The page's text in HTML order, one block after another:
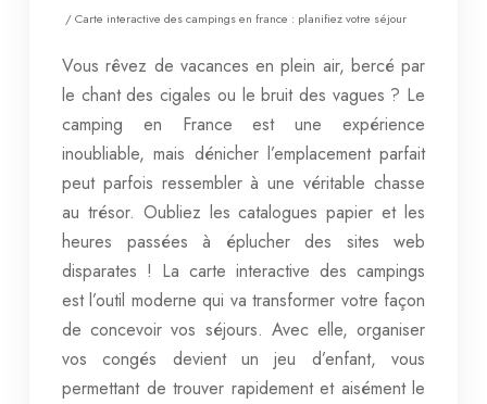
/ Carte interactive des campings en france : planifiez votre séjour
Vous rêvez de vacances en plein air, bercé par
le chant des cigales ou le bruit des vagues ? Le
camping en France est une expérience
inoubliable, mais dénicher l’emplacement parfait
peut parfois ressembler à une véritable chasse
au trésor. Oubliez les catalogues papier et les
heures passées à éplucher des sites web
disparates ! La carte interactive des campings
est l’outil moderne qui va transformer votre façon
de concevoir vos séjours. Avec elle, organiser
vos congés devient un jeu d’enfant, vous
permettant de trouver rapidement et aisément le